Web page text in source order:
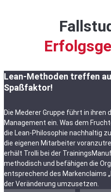
Lean-Methoden treffen
Spaßfaktor!
Die Mederer Gruppe führt in ihren
Management ein. Was dem
die Lean-Philosophie nachhaltig
die eigenen Mitarbeiter
erhält Trolli bei der
methodisch und befähigen die
entsprechend des Markenclaims
der Veränderung umzusetzen.